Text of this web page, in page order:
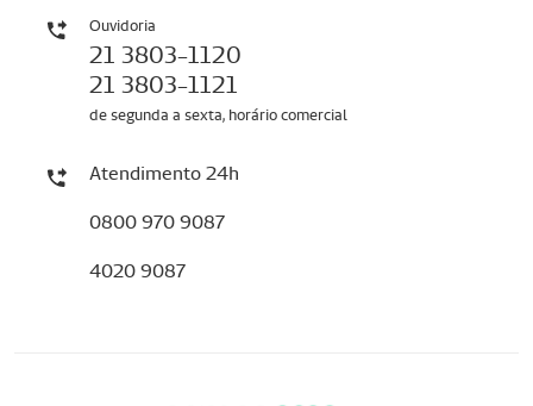
Ouvidoria
21 3803-1120
21 3803-1121
de segunda a sexta, horário comercial
Atendimento 24h
0800 970 9087
4020 9087